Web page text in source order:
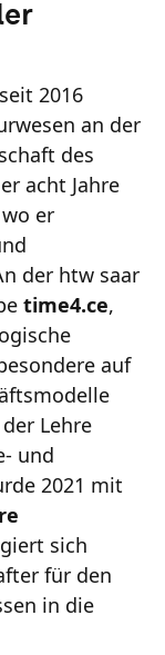
2016
an der
des
acht Jahre
er
der htw saar
time4.ce,
auf
Lehre
und
2021 mit
sich
für den
in die